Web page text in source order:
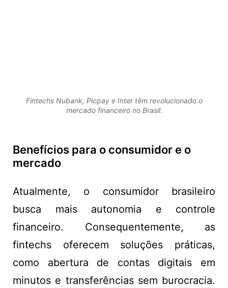
Fintechs Nubank, Picpay e Inter têm revolucionado o
mercado financeiro no Brasil.
Benefícios para o consumidor e o
mercado
Atualmente, o consumidor brasileiro
busca mais autonomia e controle
financeiro. Consequentemente, as
fintechs oferecem soluções práticas,
como abertura de contas digitais em
minutos e transferências sem burocracia.